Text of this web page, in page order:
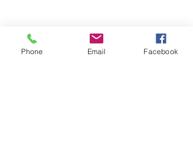
Phone Email Facebook